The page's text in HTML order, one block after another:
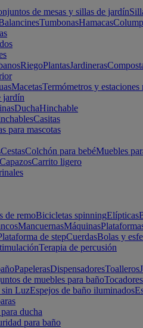
de mesas y sillas de jardín
TumbonasHamacas
RiegoPlantasJardineras
MacetasTermómetros y estaciones
jardín
DuchaHinchable
Casitas
para mascotas
CestasColchón para bebéMuebles
CapazosCarrito ligero
de remoBicicletas spinningElípticas
MancuernasMáquinas
de stepCuerdasBolas y
Terapia de percusión
PapelerasDispensadoresToalleros
de muebles para baño
sin LuzEspejos de baño iluminados
ducha
para baño